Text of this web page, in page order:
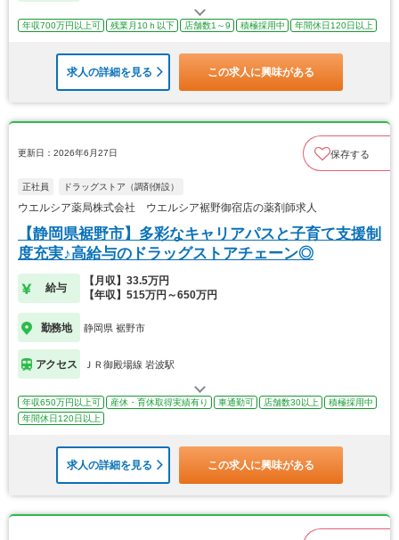
年収700万円以上可 残業月10ｈ以下 店舗数1～9 積極採用中 年間休日120日以上
求人の詳細を見る この求人に興味がある
更新日：2026年6月27日 保存する
正社員 ドラッグストア（調剤併設）
ウエルシア薬局株式会社 ウエルシア裾野御宿店の薬剤師求人
【静岡県裾野市】多彩なキャリアパスと子育て支援制
度充実♪高給与のドラッグストアチェーン◎
給与
【月収】33.5万円
【年収】515万円～650万円
勤務地 静岡県 裾野市
アクセス ＪＲ御殿場線 岩波駅
年収650万円以上可 産休・育休取得実績有り 車通勤可 店舗数30以上
積極採用中
年間休日120日以上
求人の詳細を見る この求人に興味がある